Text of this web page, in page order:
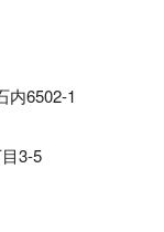
内6502-1
3-5